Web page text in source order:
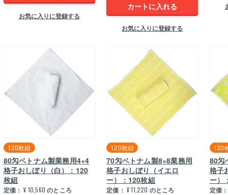
お気に入りに登録する
カートに入れる
お気に入りに登録する
120枚組
80匁ベトナム製業務用4×4
格子おしぼり（白）：120
枚組
定価： ¥ 10,560 のところ
120枚組
70匁ベトナム製8×8業務用
格子おしぼり（イエロ
ー）：120枚組
定価： ¥ 11,220 のところ
120
80匁
格子
ー）
定価：